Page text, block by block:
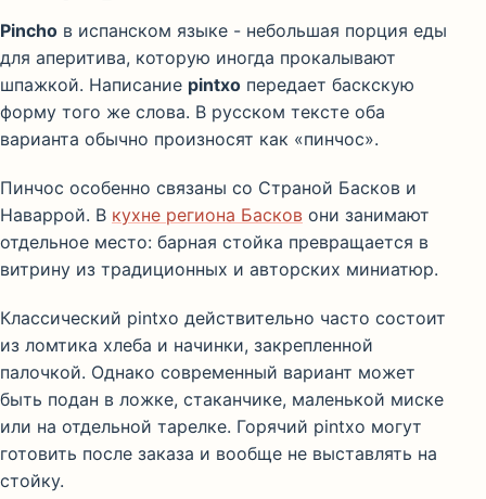
Pincho в испанском языке - небольшая порция еды
для аперитива, которую иногда прокалывают
шпажкой. Написание pintxo передает баскскую
форму того же слова. В русском тексте оба
варианта обычно произносят как «пинчос».
Пинчос особенно связаны со Страной Басков и
Наваррой. В кухне региона Басков они занимают
отдельное место: барная стойка превращается в
витрину из традиционных и авторских миниатюр.
Классический pintxo действительно часто состоит
из ломтика хлеба и начинки, закрепленной
палочкой. Однако современный вариант может
быть подан в ложке, стаканчике, маленькой миске
или на отдельной тарелке. Горячий pintxo могут
готовить после заказа и вообще не выставлять на
стойку.